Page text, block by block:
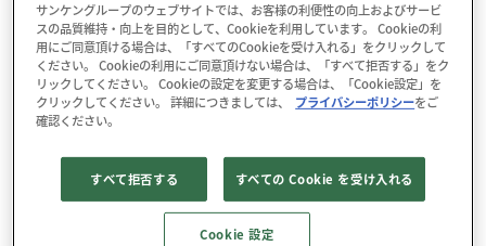
サンケングループのウェブサイトでは、お客様の利便性の向上およびサービ
スの品質維持・向上を目的として、Cookieを利用しています。 Cookieの利
用にご同意頂ける場合は、「すべてのCookieを受け入れる」をクリックして
ください。 Cookieの利用にご同意頂けない場合は、「すべて拒否する」をク
リックしてください。 Cookieの設定を変更する場合は、「Cookie設定」を
クリックしてください。 詳細につきましては、
プライバシーポリシーをご
確認ください。
すべて拒否する すべての Cookie を受け入れる
Cookie 設定